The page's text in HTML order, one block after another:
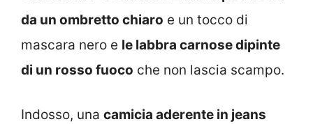
da un ombretto chiaro e un tocco di
mascara nero e le labbra carnose dipinte
di un rosso fuoco che non lascia scampo.
Indosso, una camicia aderente in jeans